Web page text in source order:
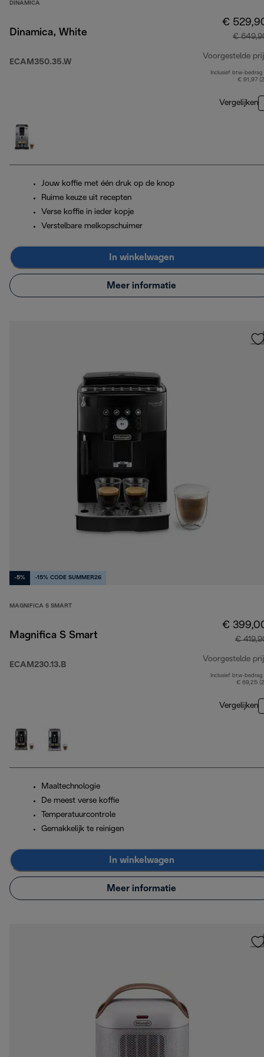
DINAMICA
Dinamica, White
ECAM350.35.W
€
€
Voorgestelde
Inclusief btw-bedrag
€ 91,97
Vergelijken
Jouw koffie met één druk op de knop
Ruime keuze uit recepten
Verse koffie in ieder kopje
Verstelbare melkopschuimer
In winkelwagen
Meer informatie
-5% -15% CODE SUMMER26
MAGNIFICA S SMART
Magnifica S Smart
ECAM230.13.B
€
€
Voorgestelde
Inclusief btw-bedrag
€ 69,25
Vergelijken
Maaltechnologie
De meest verse koffie
Temperatuurcontrole
Gemakkelijk te reinigen
In winkelwagen
Meer informatie